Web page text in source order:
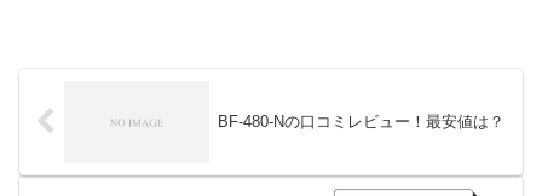
BF-480-Nの口コミレビュー！最安値は？